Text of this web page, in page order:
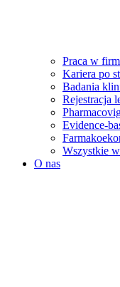
Praca w
Kariera po
Badania
Rejestracja
Evidence-
Wszystkie
O nas